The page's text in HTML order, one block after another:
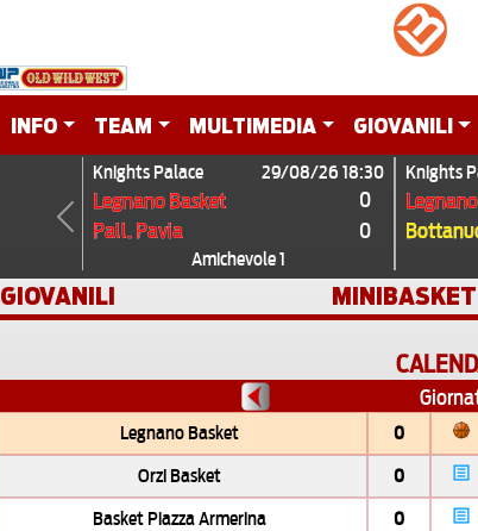
INFO TEAM MULTIMEDIA GIOVANILI
Knights Palace 29/08/26 18:30
Legnano Basket
0
Pall. Pavia
0
Amichevole 1
Knights
Previous
GIOVANILI MINIBASKET
Legnano Basket 0
Orzi Basket
0
Basket Piazza Armerina
0